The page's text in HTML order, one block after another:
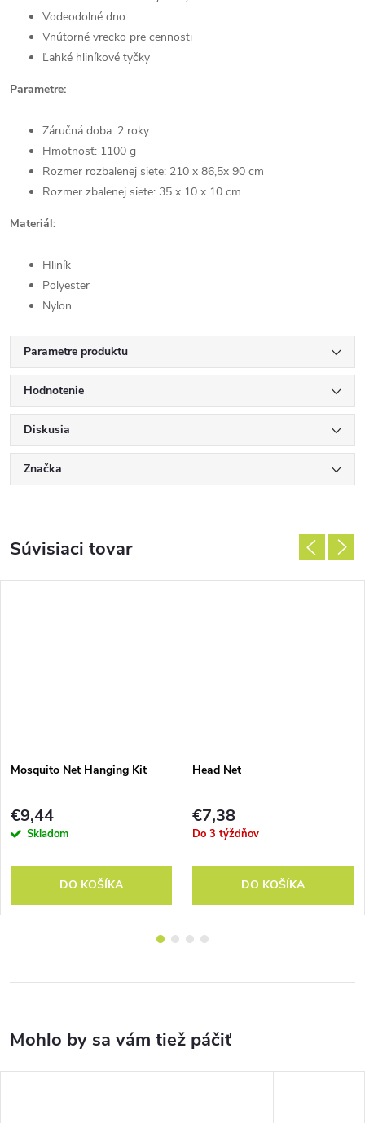
Vodeodolné dno
Vnútorné vrecko pre cennosti
Ľahké hliníkové tyčky
Parametre:
Záručná doba: 2 roky
Hmotnosť: 1100 g
Rozmer rozbalenej siete: 210 x 86,5x 90 cm
Rozmer zbalenej siete: 35 x 10 x 10 cm
Materiál:
Hliník
Polyester
Nylon
Parametre produktu
Hodnotenie
Diskusia
Značka
Súvisiaci tovar
Mosquito Net Hanging Kit
€9,44
Skladom
DO KOŠÍKA
Head Net
€7,38
Do 3 týždňov
DO KOŠÍKA